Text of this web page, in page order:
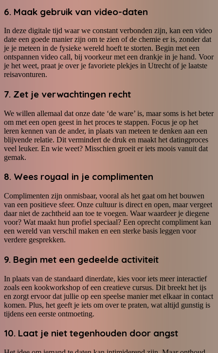
6. Maak gebruik van video-daten
In deze digitale tijd waar we constant verbonden zijn, kan een video
date een goede manier zijn om te zien of de chemie er is, zonder dat
je je meteen in de fysieke wereld hoeft te storten. Begin met een
ontspannen video call, bij voorkeur met een drankje in je hand. Voor
je het weet, praat je over je favoriete plekjes in Utrecht of je laatste
reisavonturen.
7. Zet je verwachtingen recht
We willen allemaal dat onze date ‘de ware’ is, maar soms is het beter
om met een open geest in het proces te stappen. Focus je op het
leren kennen van de ander, in plaats van meteen te denken aan een
blijvende relatie. Dit vermindert de druk en maakt het datingproces
veel leuker. En wie weet? Misschien groeit er iets moois vanuit dat
gemak.
8. Wees royaal in je complimenten
Complimenten zijn onmisbaar, vooral als het gaat om het bouwen
van een positieve sfeer. Onze cultuur is direct en open, maar vergeet
daar niet de zachtheid aan toe te voegen. Waar waardeer je diegene
voor? Wat maakt hun profiel speciaal? Een oprecht compliment kan
een wereld van verschil maken en een sterke basis leggen voor
verdere gesprekken.
9. Begin met een gedeelde activiteit
In plaats van de standaard dinerdate, kies voor iets meer interactief
zoals een kookworkshop of een creatieve cursus. Dit breekt het ijs
en zorgt ervoor dat jullie op een speelse manier met elkaar in contact
komen. Plus, het geeft je iets om over te praten, wat altijd gunstig is
tijdens een eerste ontmoeting.
10. Laat je niet tegenhouden door angst